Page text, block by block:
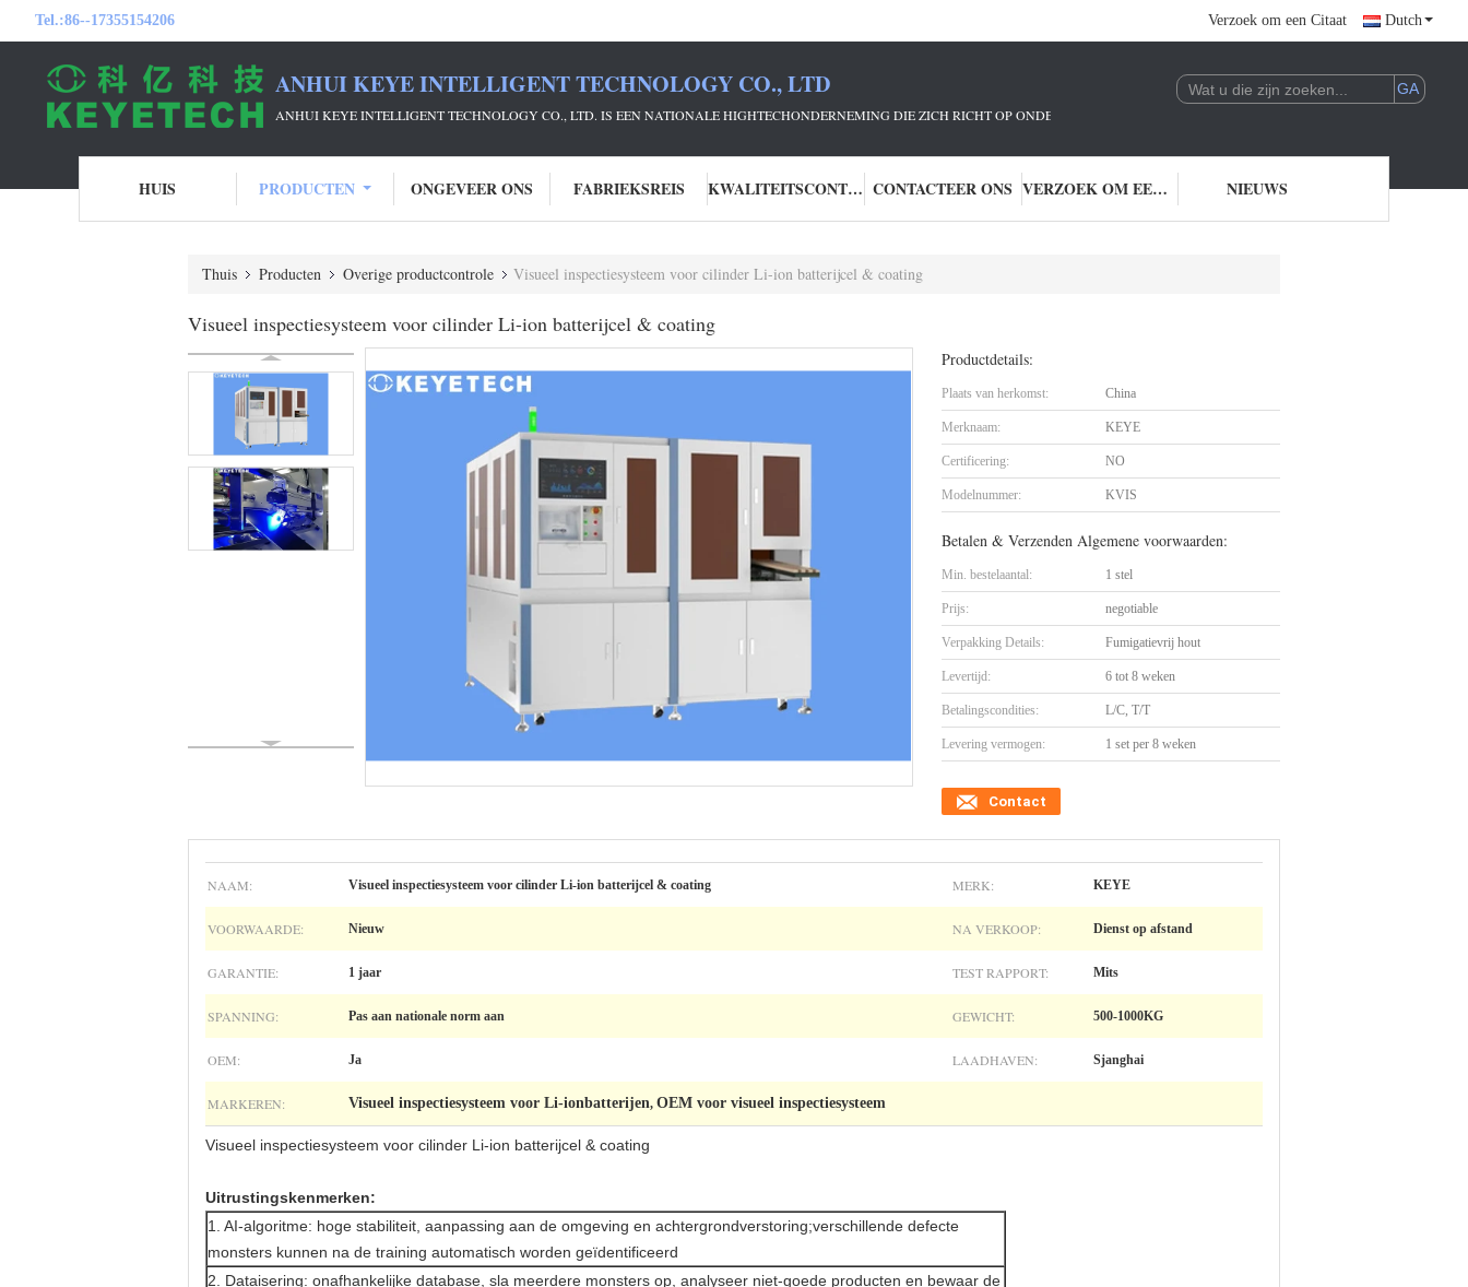
Tel.:86--17355154206 Verzoek om een Citaat Dutch
ANHUI KEYE INTELLIGENT TECHNOLOGY CO., LTD
ANHUI KEYE INTELLIGENT TECHNOLOGY CO., LTD. IS EEN NATIONALE HIGHTECHONDERNEMING DIE ZICH RICHT OP ONDERZOEK EN ONTWIKKELING EN TOEPASSING VAN AI-
HUIS PRODUCTEN ONGEVEER ONS FABRIEKSREIS KWALITEITSCONTROLE CONTACTEER ONS VERZOEK OM EEN CITAAT NIEUWS
Thuis Producten Overige productcontrole Visueel inspectiesysteem voor cilinder Li-ion batterijcel & coating
Visueel inspectiesysteem voor cilinder Li-ion batterijcel & coating
Productdetails:
Plaats van herkomst: China
Merknaam: KEYE
Certificering: NO
Modelnummer: KVIS
Betalen & Verzenden Algemene voorwaarden:
Min. bestelaantal: 1 stel
Prijs: negotiable
Verpakking Details: Fumigatievrij hout
Levertijd: 6 tot 8 weken
Betalingscondities: L/C, T/T
Levering vermogen: 1 set per 8 weken
Contact
NAAM: Visueel inspectiesysteem voor cilinder Li-ion batterijcel & coating MERK: KEYE
VOORWAARDE: Nieuw NA VERKOOP: Dienst op afstand
GARANTIE: 1 jaar TEST RAPPORT: Mits
SPANNING: Pas aan nationale norm aan GEWICHT: 500-1000KG
OEM: Ja LAADHAVEN: Sjanghai
MARKEREN: Visueel inspectiesysteem voor Li-ionbatterijen, OEM voor visueel inspectiesysteem
Visueel inspectiesysteem voor cilinder Li-ion batterijcel & coating
Uitrustingskenmerken:
1. AI-algoritme: hoge stabiliteit, aanpassing aan de omgeving en achtergrondverstoring;verschillende defecte
monsters kunnen na de training automatisch worden geïdentificeerd
2. Dataisering: onafhankelijke database, sla meerdere monsters op, analyseer niet-goede producten en bewaar de